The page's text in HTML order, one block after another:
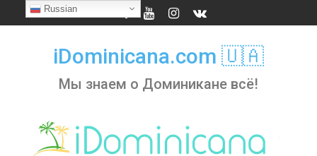
to
iDominicana.com 🇺🇦
Мы знаем о Доминикане всё!
Russian